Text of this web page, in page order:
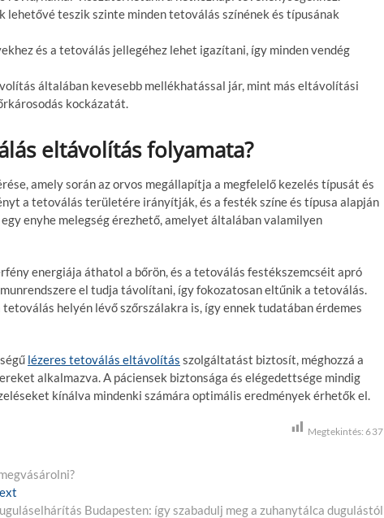
lehetővé teszik szinte minden tetoválás színének és típusának
és a tetoválás jellegéhez lehet igazítani, így minden vendég
általában kevesebb mellékhatással jár, mint más eltávolítási
kockázatát.
eltávolítás folyamata?
amely során az orvos megállapítja a megfelelő kezelés típusát és
a tetoválás területére irányítják, és a festék színe és típusa alapján
enyhe melegség érezhető, amelyet általában valamilyen
energiája áthatol a bőrön, és a tetoválás festékszemcséit apró
el tudja távolítani, így fokozatosan eltűnik a tetoválás.
helyén lévő szőrszálakra is, így ennek tudatában érdemes
lézeres tetoválás eltávolítás szolgáltatást biztosít, méghozzá a
alkalmazva. A páciensek biztonsága és elégedettsége mindig
kínálva mindenki számára optimális eredmények érhetők el.
Megtekintés: 637
e
Budapesten: így szabadulj meg a zuhanytálca dugulástól